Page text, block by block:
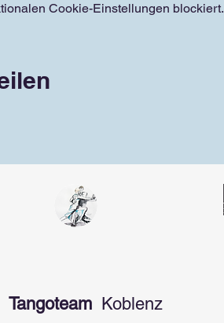
Cookie-Einstellungen blockiert.
Tangoteam Koblenz